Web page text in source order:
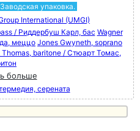
упаковка.
International (UMGI)
/ Риддербуш Карл, бас Wagner
меццо Jones Gwyneth, soprano
baritone / Стюарт Томас,
больше
серената